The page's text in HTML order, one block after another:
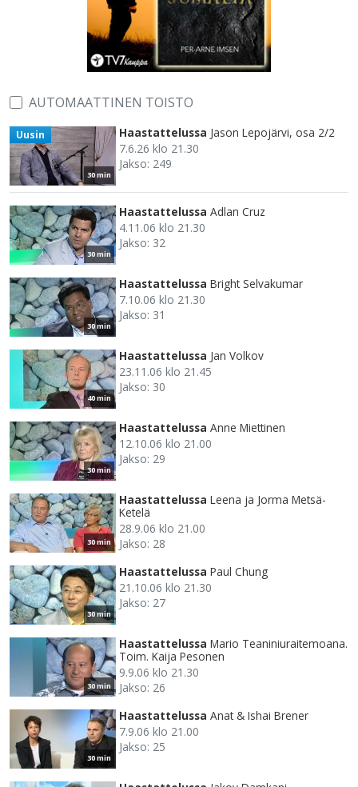
AUTOMAATTINEN TOISTO
30 min
Uusin Haastattelussa Jason Lepojärvi, osa 2/2
7.6.26 klo 21.30
Jakso: 249
30 min
Haastattelussa Adlan Cruz
4.11.06 klo 21.30
Jakso: 32
30 min
Haastattelussa Bright Selvakumar
7.10.06 klo 21.30
Jakso: 31
40 min
Haastattelussa Jan Volkov
23.11.06 klo 21.45
Jakso: 30
30 min
Haastattelussa Anne Miettinen
12.10.06 klo 21.00
Jakso: 29
30 min
Haastattelussa Leena ja Jorma Metsä-
Ketelä
28.9.06 klo 21.00
Jakso: 28
30 min
Haastattelussa Paul Chung
21.10.06 klo 21.30
Jakso: 27
30 min
Haastattelussa Mario Teaniniuraitemoana.
Toim. Kaija Pesonen
9.9.06 klo 21.30
Jakso: 26
30 min
Haastattelussa Anat & Ishai Brener
7.9.06 klo 21.00
Jakso: 25